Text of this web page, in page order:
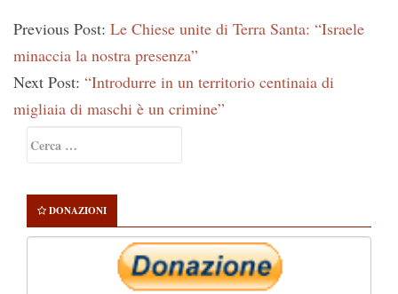
Previous Post: Le Chiese unite di Terra Santa: “Israele
minaccia la nostra presenza”
Next Post: “Introdurre in un territorio centinaia di
migliaia di maschi è un crimine”
Sidebar
per:
DONAZIONI